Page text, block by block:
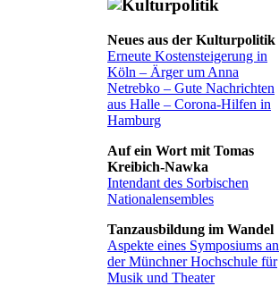
Neues aus der Kulturpolitik
Erneute Kostensteigerung in
Köln – Ärger um Anna
Netrebko – Gute Nachrichten
aus Halle – Corona-Hilfen in
Hamburg
Auf ein Wort mit Tomas
Kreibich-Nawka
Intendant des Sorbischen
Nationalensembles
Tanzausbildung im Wandel
Aspekte eines Symposiums an
der Münchner Hochschule für
Musik und Theater